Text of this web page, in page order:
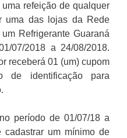
refeição de qualquer
uma das lojas da Rede
Refrigerante Guaraná
07/2018 a 24/08/2018.
receberá 01 (um) cupom
de identificação para
período de 01/07/18 a
cadastrar um mínimo de